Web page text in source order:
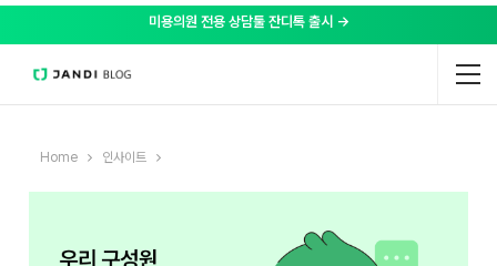
미용의원 전용 상담툴 잔디톡 출시 →
Home 인사이트